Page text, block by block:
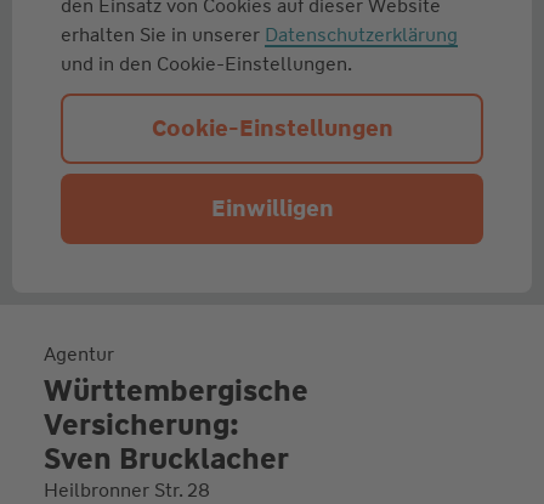
den Einsatz von Cookies auf dieser Website
erhalten Sie in unserer Datenschutzerklärung
und in den Cookie-Einstellungen.
Cookie-Einstellungen
Einwilligen
Agentur
Württembergische
Versicherung:
Sven Brucklacher
Heilbronner Str. 28